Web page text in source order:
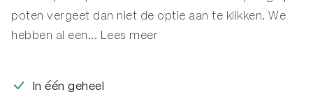
poten vergeet dan niet de optie aan te klikken. We
hebben al een... Lees meer
In één geheel